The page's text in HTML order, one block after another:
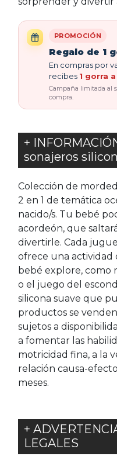
PROMOCIÓN
Regalo de 1
En compras por
recibes 1 gorra
Campaña limitada al
compra.
+
sonajeros
Colección de
2 en 1 de temática
nacido/s. Tu bebé
acordeón, que
divertirle. Cada
ofrece una
bebé explore, como
o el juego del
silicona suave que
productos se
sujetos a
a fomentar las
motricidad fina, a la
relación causa-
meses.
+
LEGALES